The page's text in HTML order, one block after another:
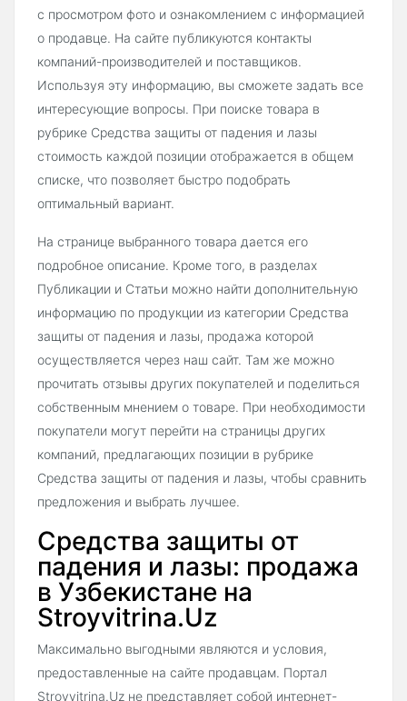
с просмотром фото и ознакомлением с информацией
о продавце. На сайте публикуются контакты
компаний-производителей и поставщиков.
Используя эту информацию, вы сможете задать все
интересующие вопросы. При поиске товара в
рубрике Средства защиты от падения и лазы
стоимость каждой позиции отображается в общем
списке, что позволяет быстро подобрать
оптимальный вариант.
На странице выбранного товара дается его
подробное описание. Кроме того, в разделах
Публикации и Статьи можно найти дополнительную
информацию по продукции из категории Средства
защиты от падения и лазы, продажа которой
осуществляется через наш сайт. Там же можно
прочитать отзывы других покупателей и поделиться
собственным мнением о товаре. При необходимости
покупатели могут перейти на страницы других
компаний, предлагающих позиции в рубрике
Средства защиты от падения и лазы, чтобы сравнить
предложения и выбрать лучшее.
Средства защиты от
падения и лазы: продажа
в Узбекистане на
Stroyvitrina.Uz
Максимально выгодными являются и условия,
предоставленные на сайте продавцам. Портал
Stroyvitrina.Uz не представляет собой интернет-